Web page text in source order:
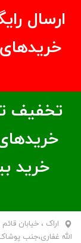
ارسال
خریدهای بالای ۵/
تخفیف
خرید
اراک ، خیابان
الله غفاری،جنب